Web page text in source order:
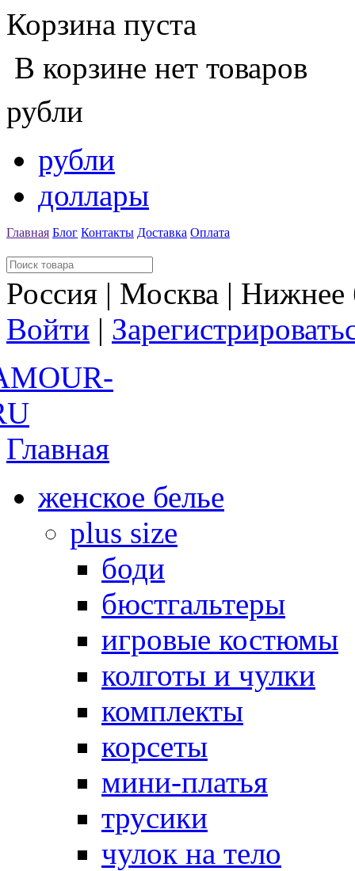
Корзина пуста
В корзине нет товаров
рубли
рубли
доллары
Главная Блог Контакты Доставка Оплата
Россия | Москва |
Войти |
Главная
женское белье
plus size
боди
бюстгальтеры
игровые костюмы
колготы и чулки
комплекты
корсеты
мини-платья
трусики
чулок на тело